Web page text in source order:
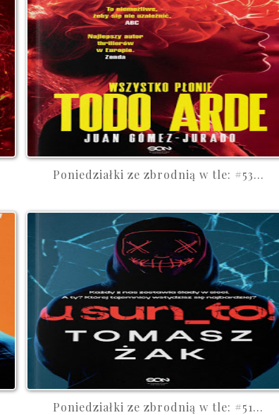
Poniedziałki ze zbrodnią w tle: #53...
Poniedziałki ze zbrodnią w tle: #51...